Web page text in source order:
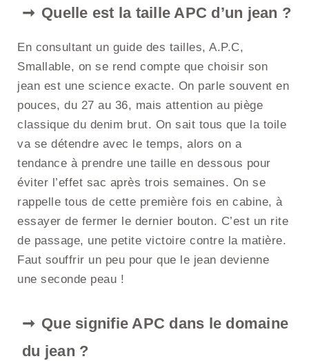
Quelle est la taille APC d’un jean ?
En consultant un guide des tailles, A.P.C,
Smallable, on se rend compte que choisir son
jean est une science exacte. On parle souvent en
pouces, du 27 au 36, mais attention au piège
classique du denim brut. On sait tous que la toile
va se détendre avec le temps, alors on a
tendance à prendre une taille en dessous pour
éviter l’effet sac après trois semaines. On se
rappelle tous de cette première fois en cabine, à
essayer de fermer le dernier bouton. C’est un rite
de passage, une petite victoire contre la matière.
Faut souffrir un peu pour que le jean devienne
une seconde peau !
Que signifie APC dans le domaine
du jean ?